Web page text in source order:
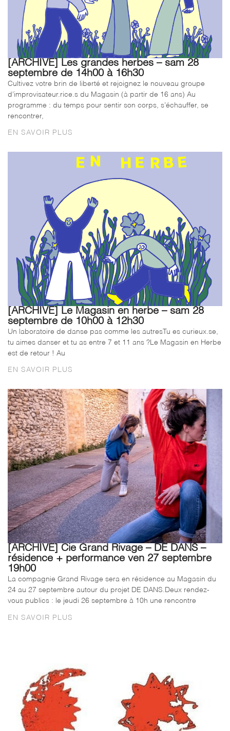
[ARCHIVE] Les grandes herbes – sam 28
septembre de 14h00 à 16h30
Cultivez votre brin de liberté et rejoignez le nouveau groupe
d’improvisateur.rice.s du Magasin (à partir de 16 ans) Au
programme : du temps pour sentir son corps, s’échauffer, se
rencontrer,
EN SAVOIR PLUS
[ARCHIVE] Le Magasin en herbe – sam 28
septembre de 10h00 à 12h30
Un laboratoire de danse pas comme les autresTu es curieux.se,
tu aimes danser et tu as entre 7 et 11 ans ?Le Magasin en Herbe
est de retour ! Au
EN SAVOIR PLUS
[ARCHIVE] Cie Grand Rivage – DE DANS –
résidence + performance ven 27 septembre
19h00
La compagnie Grand Rivage sera en résidence au Magasin du
24 au 27 septembre autour du projet DE DANS.Deux rendez-
vous publics : le jeudi 26 septembre à 10h une rencontre
EN SAVOIR PLUS